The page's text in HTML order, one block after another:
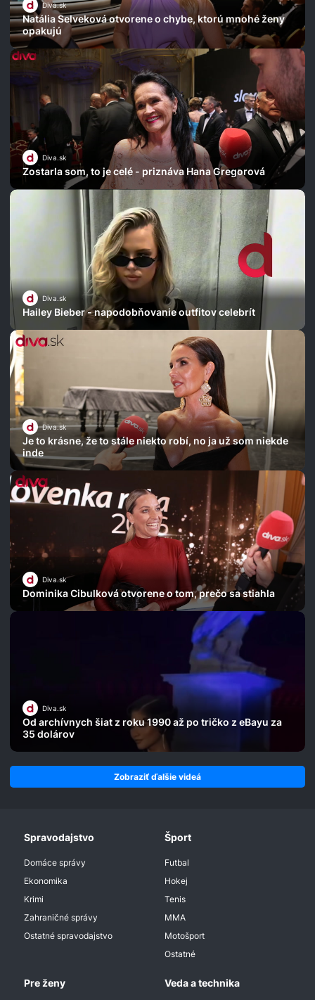
Diva.sk
Natália Selveková otvorene o chybe, ktorú mnohé ženy
opakujú
Diva.sk
Zostarla som, to je celé - priznáva Hana Gregorová
Diva.sk
Hailey Bieber - napodobňovanie outfitov celebrít
Diva.sk
Je to krásne, že to stále niekto robí, no ja už som niekde
inde
Diva.sk
Dominika Cibulková otvorene o tom, prečo sa stiahla
Diva.sk
Od archívnych šiat z roku 1990 až po tričko z eBayu za
35 dolárov
Zobraziť ďalšie videá
Spravodajstvo
Domáce správy
Ekonomika
Krimi
Zahraničné správy
Ostatné spravodajstvo
Šport
Futbal
Hokej
Tenis
MMA
Motošport
Ostatné
Pre ženy Veda a technika